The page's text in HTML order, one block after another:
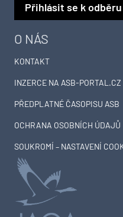
O NÁS
KONTAKT
INZERCE NA ASB-PORTAL.CZ
PŘEDPLATNÉ ČASOPISU ASB
OCHRANA OSOBNÍCH ÚDAJŮ
SOUKROMÍ – NASTAVENÍ
Přihlásit se k